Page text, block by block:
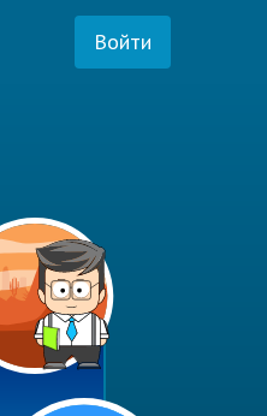
Войти